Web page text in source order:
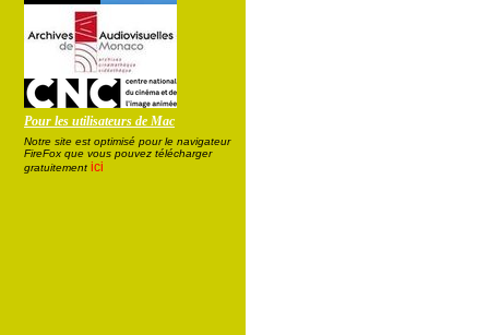
Pour les utilisateurs de Mac
Notre site est optimisé pour le navigateur
FireFox que vous pouvez télécharger
gratuitement ici